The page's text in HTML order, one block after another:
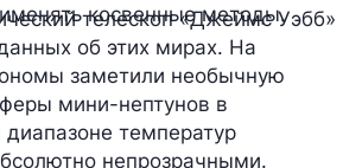
косвенные методы.
телескоп «Джеймс Уэбб»
об этих мирах. На
заметили необычную
мини-нептунов в
температур
непрозрачными.